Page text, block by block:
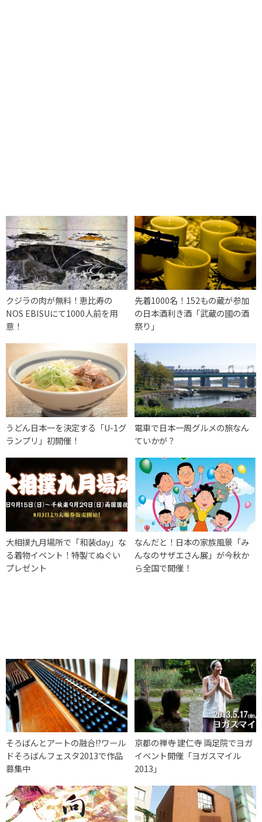
クジラの肉が無料！恵比寿の
NOS EBISUにて1000人前を用
意！
先着1000名！152もの蔵が参加
の日本酒利き酒「武蔵の國の酒
祭り」
うどん日本一を決定する「U-1グ
ランプリ」初開催！
電車で日本一周グルメの旅なん
ていかが？
大相撲九月場所で「和装day」な
る着物イベント！特製てぬぐい
プレゼント
なんだと！日本の家族風景「み
んなのサザエさん展」が今秋か
ら全国で開催！
そろばんとアートの融合!?ワール
ドそろばんフェスタ2013で作品
募集中
京都の禅寺 建仁寺 両足院でヨガ
イベント開催「ヨガスマイル
2013」